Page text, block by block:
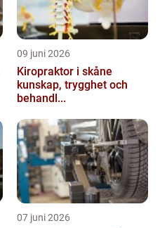
09 juni 2026
Kiropraktor i skåne
kunskap, trygghet och
behandl...
07 juni 2026